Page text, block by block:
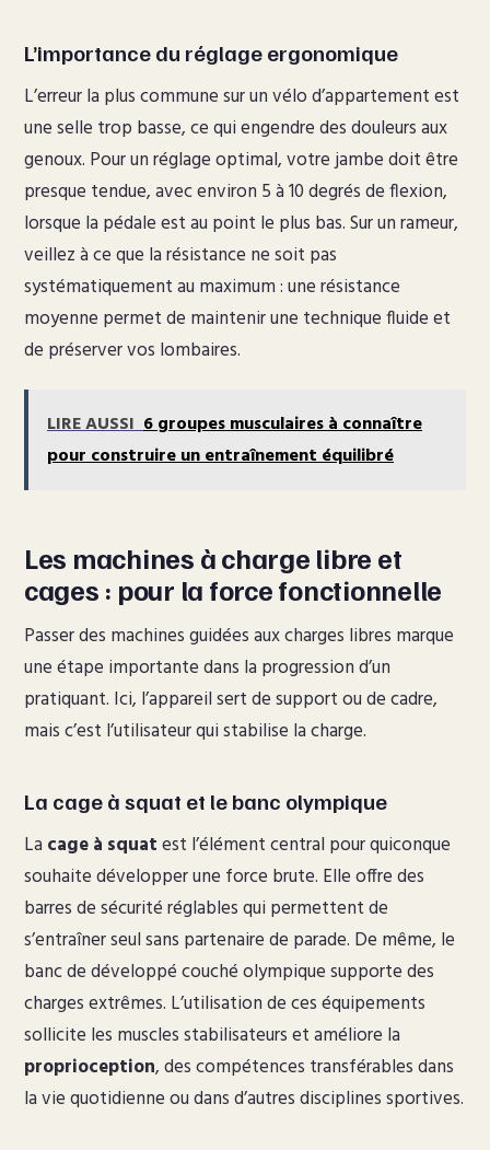
L’importance du réglage ergonomique
L’erreur la plus commune sur un vélo d’appartement est
une selle trop basse, ce qui engendre des douleurs aux
genoux. Pour un réglage optimal, votre jambe doit être
presque tendue, avec environ 5 à 10 degrés de flexion,
lorsque la pédale est au point le plus bas. Sur un rameur,
veillez à ce que la résistance ne soit pas
systématiquement au maximum : une résistance
moyenne permet de maintenir une technique fluide et
de préserver vos lombaires.
LIRE AUSSI 6 groupes musculaires à connaître
pour construire un entraînement équilibré
Les machines à charge libre et
cages : pour la force fonctionnelle
Passer des machines guidées aux charges libres marque
une étape importante dans la progression d’un
pratiquant. Ici, l’appareil sert de support ou de cadre,
mais c’est l’utilisateur qui stabilise la charge.
La cage à squat et le banc olympique
La cage à squatest l’élément central pour quiconque
souhaite développer une force brute. Elle offre des
barres de sécurité réglables qui permettent de
s’entraîner seul sans partenaire de parade. De même, le
banc de développé couché olympique supporte des
charges extrêmes. L’utilisation de ces équipements
sollicite les muscles stabilisateurs et améliore la
proprioception, des compétences transférables dans
la vie quotidienne ou dans d’autres disciplines sportives.